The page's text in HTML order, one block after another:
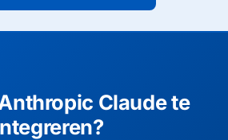
Claude te